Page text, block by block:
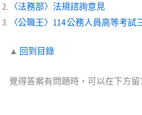
〈法務部〉法規諮詢意見
〈公職王〉114 公務人員高等考試
▲ 回到目錄
覺得答案有問題時，可以在下方留